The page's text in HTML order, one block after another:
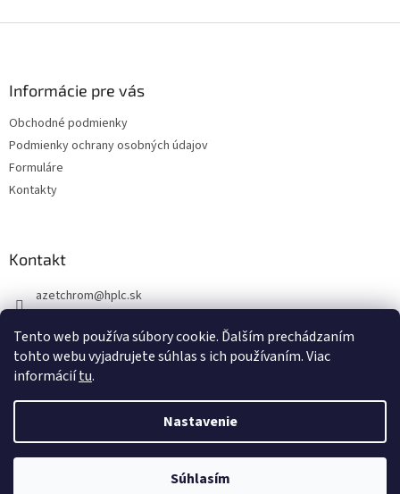
Tento web používa súbory cookie. Ďalším prechádzaním
tohto webu vyjadrujete súhlas s ich používaním. Viac
informáciítu.
Nastavenie
Súhlasím
Informácie pre vás
Obchodné podmienky
Podmienky ochrany osobných údajov
Formuláre
Kontakty
Kontakt
azetchrom@hplc.sk
Vytvoril Shoptet
AZ CHROM. Všetky práva vyhradené.